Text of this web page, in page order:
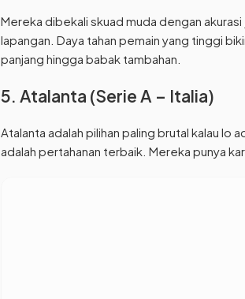
Mereka dibekali skuad muda dengan akurasi
lapangan. Daya tahan pemain yang tinggi
panjang hingga babak tambahan.
5. Atalanta (Serie A – Italia)
Atalanta adalah pilihan paling brutal kalau lo
adalah pertahanan terbaik. Mereka punya